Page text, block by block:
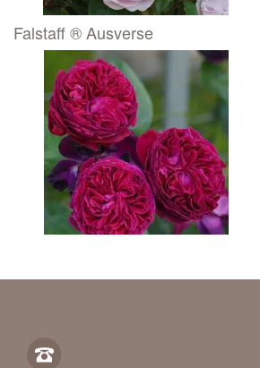
Falstaff ® Ausverse